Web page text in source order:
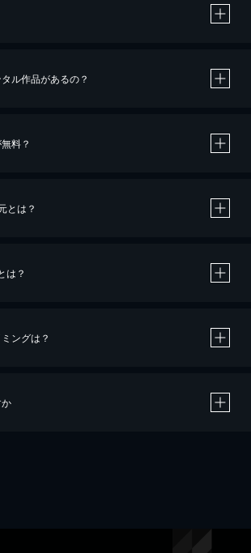
ル作品があるの？
料？
とは？
、クレジットカード決済による作品の購入 / レンタルです。
による作品の購入 / レンタルは、20％のポイント還元です。
は？
ングは？